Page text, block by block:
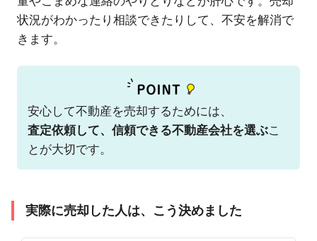
状況がわかったり相談できたりして、不安を解消で
きます。
安心して不動産を売却するためには、
査定依頼して、信頼できる不動産会社を選ぶこ
とが大切です。
実際に売却した人は、こう決めました